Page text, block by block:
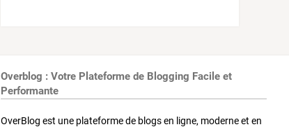
Overblog : Votre Plateforme de Blogging Facile et
Performante
OverBlog est une plateforme de blogs en ligne, moderne et en